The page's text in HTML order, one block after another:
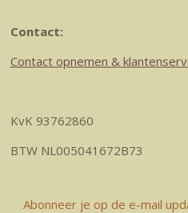
Contact:
Contact opnemen &
KvK 93762860
BTW NL005041672B73
Abonneer je op de e-mail